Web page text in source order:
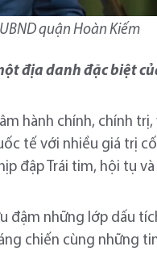
quận Hoàn Kiếm
địa danh đặc biệt
hành chính, chính trị,
tế với nhiều giá trị
đập Trái tim, hội tụ
đậm những lớp dấu
chiến cùng những